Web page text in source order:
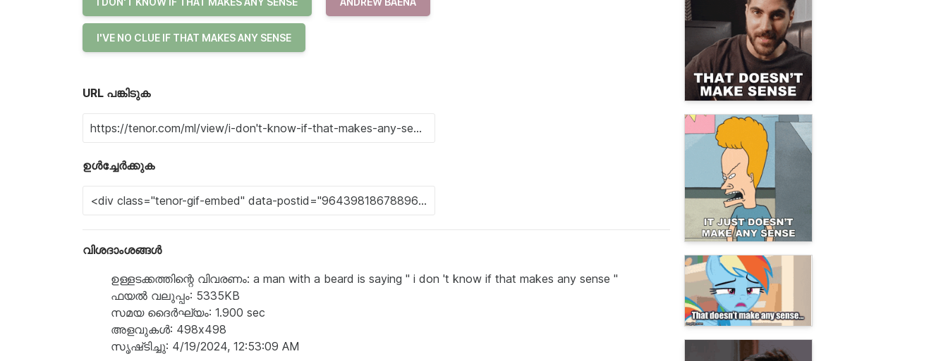
I'VE NO CLUE IF THAT MAKES ANY SENSE
URL പങ്കിടുക
ഉൾച്ചേർക്കുക
വിശദാംശങ്ങൾ
ഉള്ളടക്കത്തിന്റെ വിവരണം: a man with a beard is saying " i don 't know if that makes any sense "
ഫയൽ വലുപ്പം: 5335KB
സമയ ദൈർഘ്യം: 1.900 sec
അളവുകൾ: 498x498
സൃഷ്‌ടിച്ചു: 4/19/2024, 12:53:09 AM